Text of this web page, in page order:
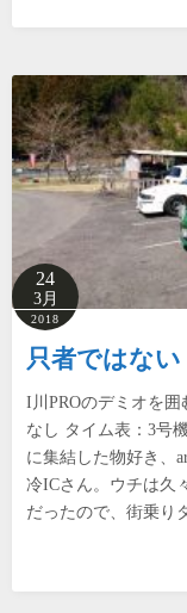
24
3月
2018
只者ではない
I川PROのデミオを
なし タイム表：3号
に集結した物好き、
冷ICさん。ウチは久
だったので、街乗り